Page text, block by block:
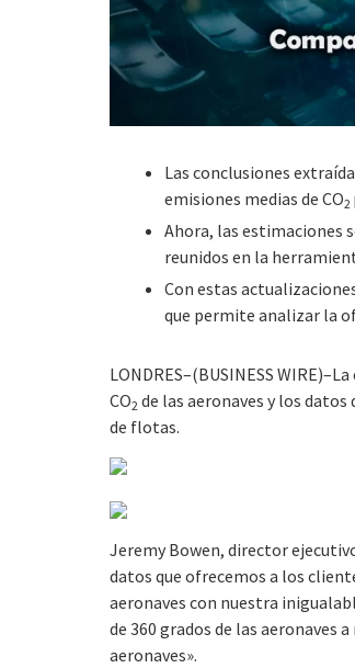
Las conclusiones
emisiones medias de CO2
Ahora, las estimaciones
reunidos en la
Con estas
que permite analizar la
LONDRES–(BUSINESS
CO2 de las aeronaves y los
de flotas.
Jeremy Bowen, director
datos que ofrecemos a los
aeronaves con nuestra
de 360 grados de las aeronaves
aeronaves».